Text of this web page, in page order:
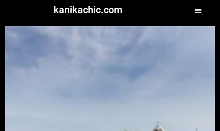
kanikachic.com